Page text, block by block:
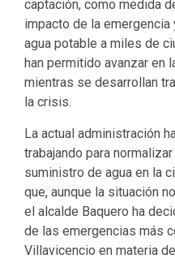
captación, como medida
impacto de la
agua potable a miles de
han permitido avanzar en
mientras se desarrollan
la crisis.
La actual administración
trabajando para
suministro de agua en la
que, aunque la situación
el alcalde Baquero ha
de las emergencias más
Villavicencio en materia